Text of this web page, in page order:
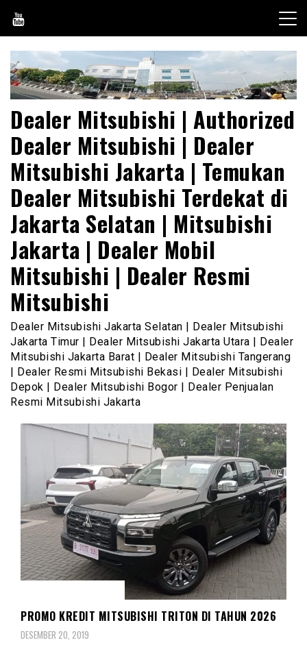
content
Dealer Mitsubishi | Authorized
Dealer Mitsubishi | Dealer
Mitsubishi Jakarta | Temukan
Dealer Mitsubishi Terdekat di
Jakarta Selatan | Mitsubishi
Jakarta | Dealer Mobil
Mitsubishi | Dealer Resmi
Mitsubishi
Dealer Mitsubishi Jakarta Selatan | Dealer Mitsubishi
Jakarta Timur | Dealer Mitsubishi Jakarta Utara | Dealer
Mitsubishi Jakarta Barat | Dealer Mitsubishi Tangerang
| Dealer Resmi Mitsubishi Bekasi | Dealer Mitsubishi
Depok | Dealer Mitsubishi Bogor | Dealer Penjualan
Resmi Mitsubishi Jakarta
PROMO KREDIT MITSUBISHI TRITON DI TAHUN 2026
DESEMBER 20, 2019